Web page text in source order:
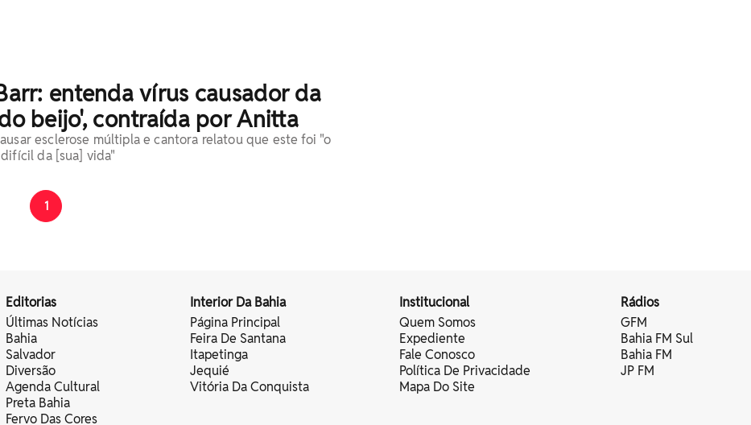
entenda vírus causador da
beijo', contraída por Anitta
esclerose múltipla e cantora relatou que este foi "o
da [sua] vida"
1
Editorias
Últimas Notícias
Bahia
Salvador
Diversão
Agenda Cultural
Preta Bahia
Fervo Das Cores
Interior Da Bahia
Página Principal
Feira De Santana
Itapetinga
Jequié
Vitória Da Conquista
Institucional
Quem Somos
Expediente
Fale Conosco
Política De Privacidade
Mapa Do Site
Rádios
GFM
Bahia FM Sul
Bahia FM
JP FM